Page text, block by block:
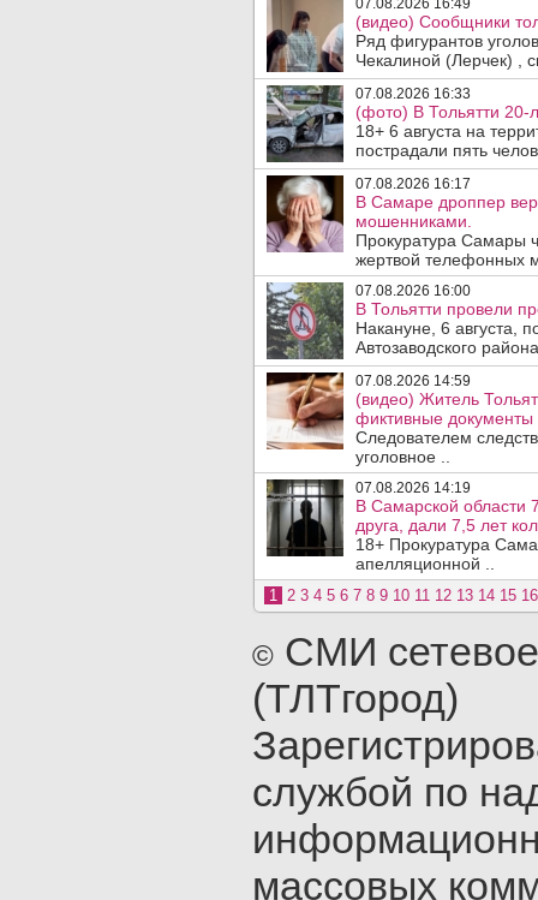
07.08.2026 16:49
(видео) Сообщники
Ряд фигурантов
Чекалиной (Лерчек) ,
07.08.2026 16:33
(фото) В Тольятти 20-
18+ 6 августа на
пострадали пять
07.08.2026 16:17
В Самаре дроппер
мошенниками.
Прокуратура Самары
жертвой телефонных
07.08.2026 16:00
В Тольятти провели
Накануне, 6 августа,
Автозаводского
07.08.2026 14:59
(видео) Житель
фиктивные документы
Следователем
уголовное ..
07.08.2026 14:19
В Самарской области
друга, дали 7,5 лет
18+ Прокуратура
апелляционной ..
1 2 3 4 5 6 7 8 9 10 11 12 13 14 15 16
© СМИ
(ТЛТгород)
службой по
массовых